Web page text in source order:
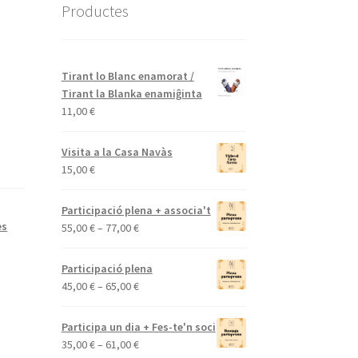
Productes
Tirant lo Blanc enamorat /
Tirant la Blanka enamiĝinta
11,00€
Visita a la Casa Navàs
15,00€
Participació plena + associa't
55,00€– 77,00€Interval
55,00 €
Participació plena
45,00€– 65,00€Interval
preus:
45,00 €
Participa un dia + Fes-te'n soci
35,00€– 61,00€Interval